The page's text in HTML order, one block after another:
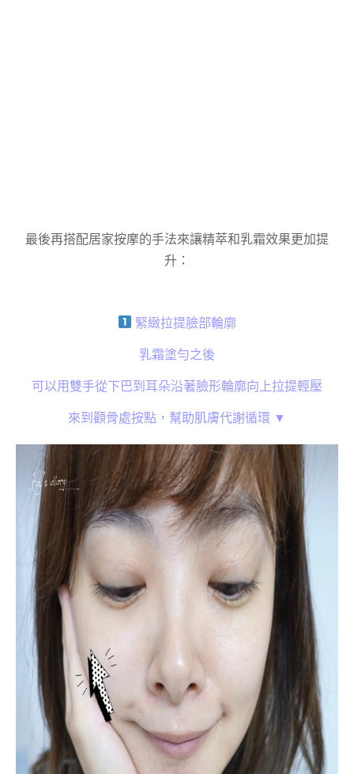
最後再搭配居家按摩的手法來讓精萃和乳霜效果更加提
升：
緊緻拉提臉部輪廓
乳霜塗勻之後
可以用雙手從下巴到耳朵沿著臉形輪廓向上拉提輕壓
來到顴骨處按點，幫助肌膚代謝循環 ▼